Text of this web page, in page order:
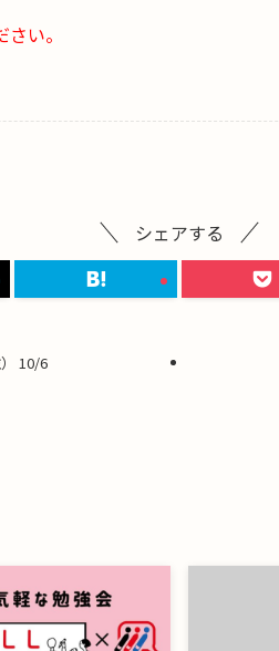
い。
シェアする
10/6